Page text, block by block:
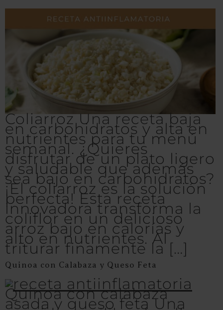
Coliarroz Una receta baja
en carbohidratos y alta en
nutrientes para tu menú
semanal. ¿Quieres
disfrutar de un plato ligero
y saludable que además
sea bajo en carbohidratos?
¡El coliarroz es la solución
perfecta! Esta receta
innovadora transforma la
coliflor en un delicioso
arroz bajo en calorías y
alto en nutrientes. Al
triturar finamente la […]
Quinoa con Calabaza y Queso Feta
Quinoa con calabaza
asada y queso feta Una